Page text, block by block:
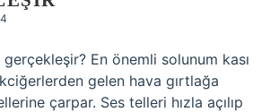
gerçekleşir? En önemli solunum kası
gelen hava gırtlağa
çarpar. Ses telleri hızla açılıp